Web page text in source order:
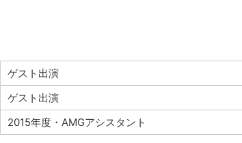
ゲスト出演
ゲスト出演
2015年度・AMGアシスタント